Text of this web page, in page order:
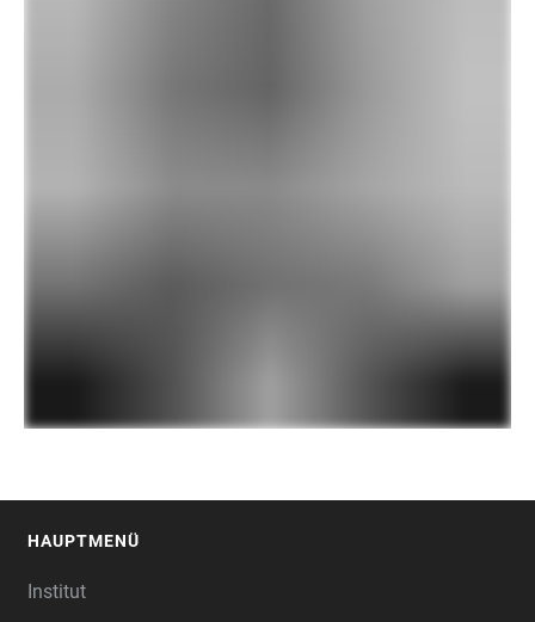
HAUPTMENÜ
Institut